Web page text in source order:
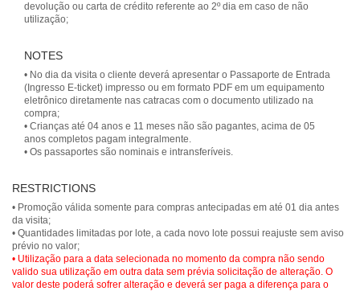
devolução ou carta de crédito referente ao 2º dia em caso de não
utilização;
NOTES
• No dia da visita o cliente deverá apresentar o Passaporte de Entrada
(Ingresso E-ticket) impresso ou em formato PDF em um equipamento
eletrônico diretamente nas catracas com o documento utilizado na
compra;
• Crianças até 04 anos e 11 meses não são pagantes, acima de 05
anos completos pagam integralmente.
RESTRICTIONS
• Promoção válida somente para compras antecipadas em até 01 dia antes
da visita;
• Quantidades limitadas por lote, a cada novo lote possui reajuste sem aviso
• Utilização para a data selecionada no momento da compra não sendo
valido sua utilização em outra data sem prévia solicitação de alteração. O
valor deste poderá sofrer alteração e deverá ser paga a diferença para o